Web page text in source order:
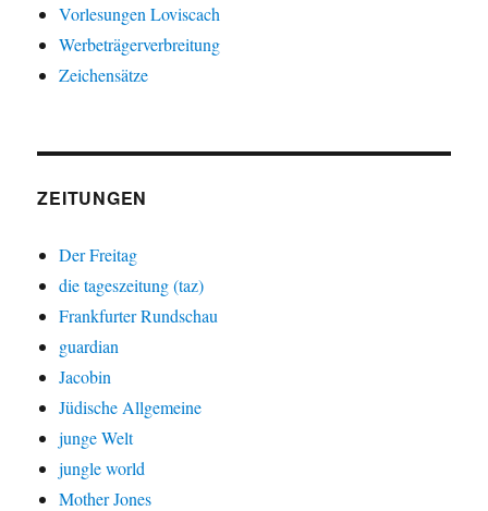
Vorlesungen Loviscach
Werbeträgerverbreitung
Zeichensätze
ZEITUNGEN
Der Freitag
die tageszeitung (taz)
Frankfurter Rundschau
guardian
Jacobin
Jüdische Allgemeine
junge Welt
jungle world
Mother Jones